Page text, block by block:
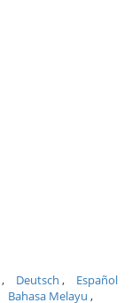
Deutsch
Español
Bahasa Melayu